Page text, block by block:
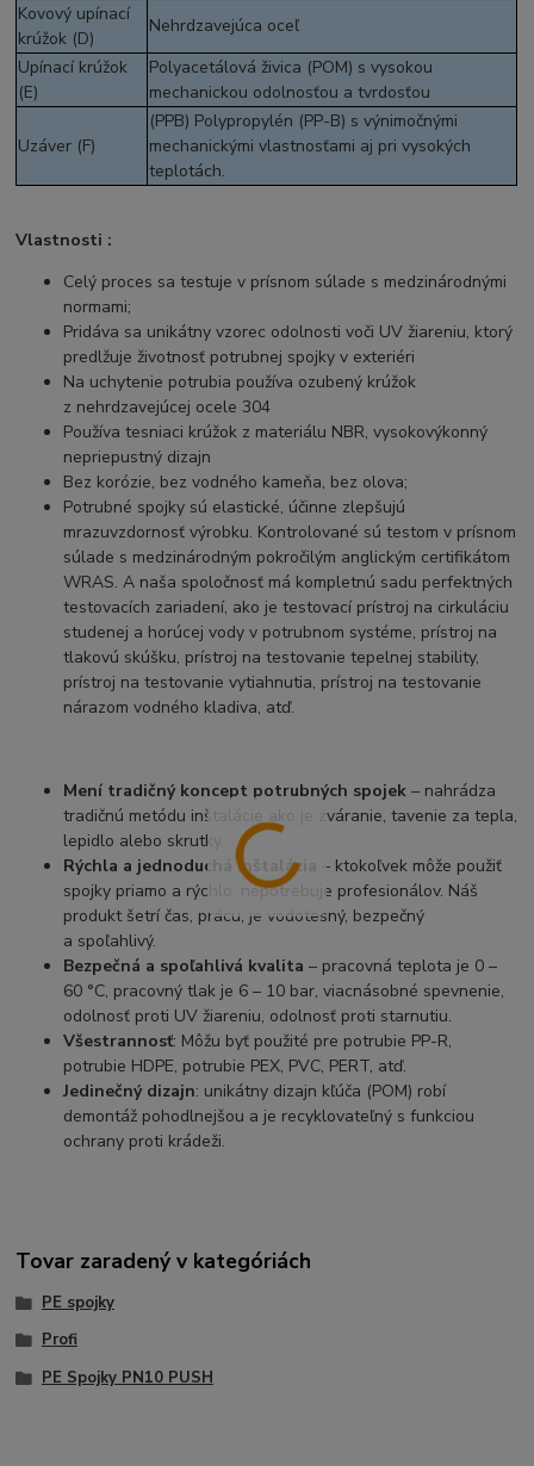
Kovový upínací
krúžok (D)
Nehrdzavejúca oceľ
Upínací krúžok
(E)
Polyacetálová živica (POM) s vysokou
mechanickou odolnosťou a tvrdosťou
Uzáver (F)
(PPB) Polypropylén (PP-B) s výnimočnými
mechanickými vlastnosťami aj pri vysokých
teplotách.
Vlastnosti :
Celý proces sa testuje v prísnom súlade s medzinárodnými
normami;
Pridáva sa unikátny vzorec odolnosti voči UV žiareniu, ktorý
predlžuje životnosť potrubnej spojky v exteriéri
Na uchytenie potrubia používa ozubený krúžok
z nehrdzavejúcej ocele 304
Používa tesniaci krúžok z materiálu NBR, vysokovýkonný
nepriepustný dizajn
Bez korózie, bez vodného kameňa, bez olova;
Potrubné spojky sú elastické, účinne zlepšujú
mrazuvzdornosť výrobku. Kontrolované sú testom v prísnom
súlade s medzinárodným pokročilým anglickým certifikátom
WRAS. A naša spoločnosť má kompletnú sadu perfektných
testovacích zariadení, ako je testovací prístroj na cirkuláciu
studenej a horúcej vody v potrubnom systéme, prístroj na
tlakovú skúšku, prístroj na testovanie tepelnej stability,
prístroj na testovanie vytiahnutia, prístroj na testovanie
nárazom vodného kladiva, atď.
Mení tradičný koncept potrubných spojek – nahrádza
tradičnú metódu inštalácie ako je zváranie, tavenie za tepla,
lepidlo alebo skrutky.
Rýchla a jednoduchá inštalácia
– ktokoľvek môže použiť
spojky priamo a rýchlo, nepotrebuje profesionálov. Náš
produkt šetrí čas, prácu, je vodotesný, bezpečný
a spoľahlivý.
Bezpečná a spoľahlivá kvalita – pracovná teplota je 0 –
60 °C, pracovný tlak je 6 – 10 bar, viacnásobné spevnenie,
odolnosť proti UV žiareniu, odolnosť proti starnutiu.
Všestrannosť: Môžu byť použité pre potrubie PP-R,
potrubie HDPE, potrubie PEX, PVC, PERT, atď.
Jedinečný dizajn: unikátny dizajn kľúča (POM) robí
demontáž pohodlnejšou a je recyklovateľný s funkciou
ochrany proti krádeži.
Tovar zaradený v kategóriách
PE spojky
Profi
PE Spojky PN10 PUSH